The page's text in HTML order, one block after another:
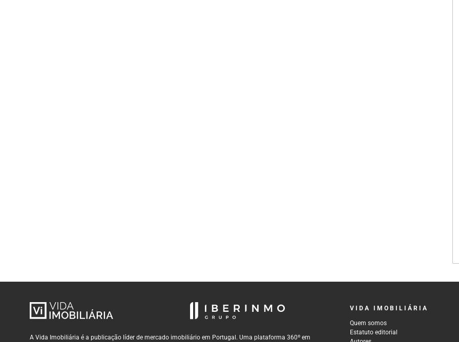
A Vida Imobiliária é a publicação líder de mercado imobiliário em Portugal. Uma plataforma 360º em
VIDA IMOBILIÁRIA
Quem somos
Estatuto editorial